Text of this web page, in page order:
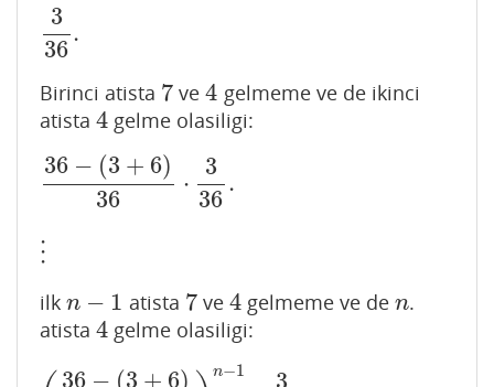
3
36
.
336.
Birinci atista 7
7 ve4
4 gelmeme ve de ikinci
atista 4
4 gelme olasiligi:
36 − (3 + 6)
36
⋅
3
36
.
36−(3+6)36⋅3 36.
⋮⋮
ilk n − 1
n−1 atista 7
7ve 4
4 gelmeme ve den
n.
atista 4
4 gelme olasiligi:
36 − (3 + 6) n−1 3